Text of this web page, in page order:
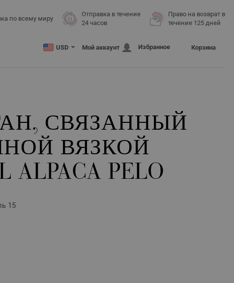
по всему миру
Отправка в течение
24 часов
Право на возврат в
течение 125 дней
USD Мой аккаунт Избранное Корзина
СВЯЗАННЫЙ
ВЯЗКОЙ
ALPACA PELO
15